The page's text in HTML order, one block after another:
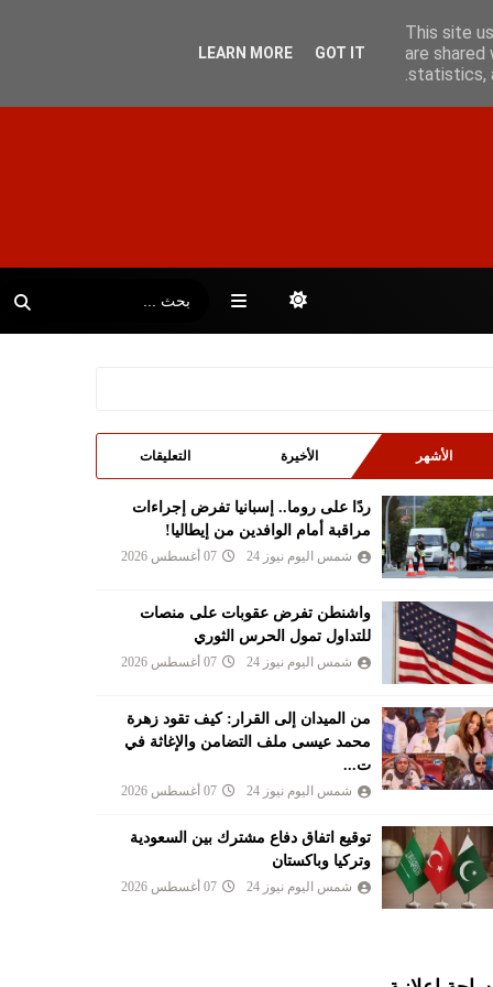
الأشهر الأخيرة التعليقات
ردًا على روما.. إسبانيا تفرض إجراءات
مراقبة أمام الوافدين من إيطاليا!
شمس اليوم نيوز 24 07 أغسطس 2026
واشنطن تفرض عقوبات على منصات
للتداول تمول الحرس الثوري
شمس اليوم نيوز 24 07 أغسطس 2026
من الميدان إلى القرار: كيف تقود زهرة
محمد عيسى ملف التضامن والإغاثة في
ت...
شمس اليوم نيوز 24 07 أغسطس 2026
توقيع اتفاق دفاع مشترك بين السعودية
وتركيا وباكستان
شمس اليوم نيوز 24 07 أغسطس 2026
This site
are
statistics,
LEARN MORE GOT IT